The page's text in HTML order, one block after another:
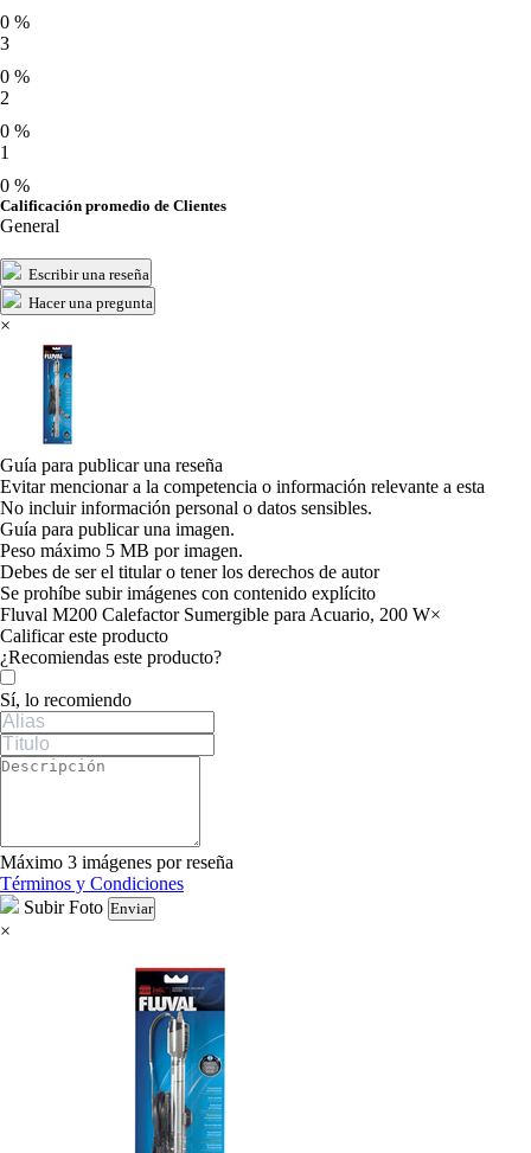
0 %
3
0 %
2
0 %
1
0 %
Calificación promedio de Clientes
General
Escribir una reseña
Hacer una pregunta
×
Guía para publicar una reseña
Evitar mencionar a la competencia o información relevante a esta
No incluir información personal o datos sensibles.
Guía para publicar una imagen.
Peso máximo 5 MB por imagen.
Debes de ser el titular o tener los derechos de autor
Se prohíbe subir imágenes con contenido explícito
Fluval M200 Calefactor Sumergible para Acuario, 200 W×
Calificar este producto
Tu valoración
¿Recomiendas este producto?
Sí, lo recomiendo
Máximo 3 imágenes por reseña
Términos y Condiciones
Subir Foto Enviar
×